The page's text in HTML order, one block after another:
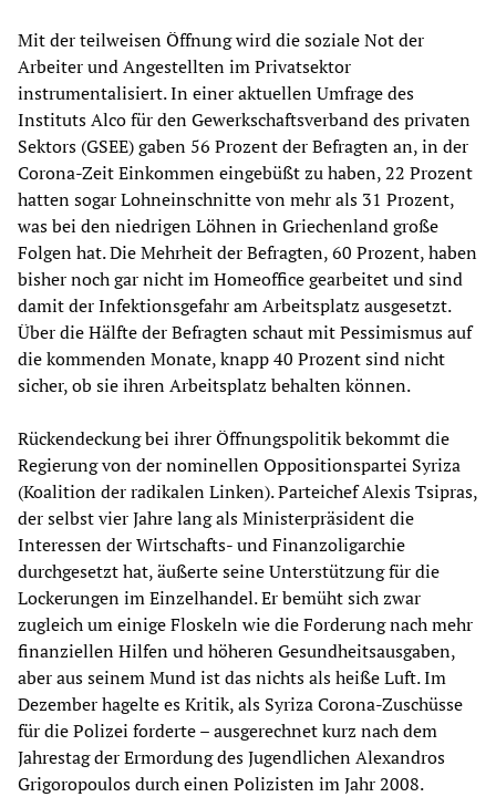
Mit der teilweisen Öffnung wird die soziale Not der
Arbeiter und Angestellten im Privatsektor
instrumentalisiert. In einer aktuellen Umfrage des
Instituts Alco für den Gewerkschaftsverband des privaten
Sektors (GSEE) gaben 56 Prozent der Befragten an, in der
Corona-Zeit Einkommen eingebüßt zu haben, 22 Prozent
hatten sogar Lohneinschnitte von mehr als 31 Prozent,
was bei den niedrigen Löhnen in Griechenland große
Folgen hat. Die Mehrheit der Befragten, 60 Prozent, haben
bisher noch gar nicht im Homeoffice gearbeitet und sind
damit der Infektionsgefahr am Arbeitsplatz ausgesetzt.
Über die Hälfte der Befragten schaut mit Pessimismus auf
die kommenden Monate, knapp 40 Prozent sind nicht
sicher, ob sie ihren Arbeitsplatz behalten können.
Rückendeckung bei ihrer Öffnungspolitik bekommt die
Regierung von der nominellen Oppositionspartei Syriza
(Koalition der radikalen Linken). Parteichef Alexis Tsipras,
der selbst vier Jahre lang als Ministerpräsident die
Interessen der Wirtschafts- und Finanzoligarchie
durchgesetzt hat, äußerte seine Unterstützung für die
Lockerungen im Einzelhandel. Er bemüht sich zwar
zugleich um einige Floskeln wie die Forderung nach mehr
finanziellen Hilfen und höheren Gesundheitsausgaben,
aber aus seinem Mund ist das nichts als heiße Luft. Im
Dezember hagelte es Kritik, als Syriza Corona-Zuschüsse
für die Polizei forderte – ausgerechnet kurz nach dem
Jahrestag der Ermordung des Jugendlichen Alexandros
Grigoropoulos durch einen Polizisten im Jahr 2008.